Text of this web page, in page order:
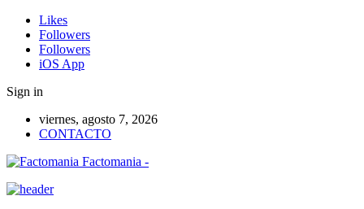
Likes
Followers
Followers
iOS App
Sign in
viernes, agosto 7, 2026
CONTACTO
Factomania -